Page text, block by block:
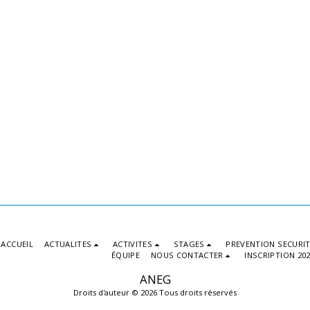
ANEG
Droits d'auteur © 2026 Tous droits réservés
ACCUEIL ACTUALITES ACTIVITES STAGES
PREVENTION
ÉQUIPE
NOUS CONTACTER INSCRIPTION